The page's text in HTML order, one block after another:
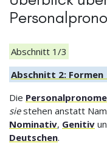
Abschnitt 1/3
Abschnitt 2: Formen
Die
siestehen anstatt
Nominativ, Genitiv
Deutschen.